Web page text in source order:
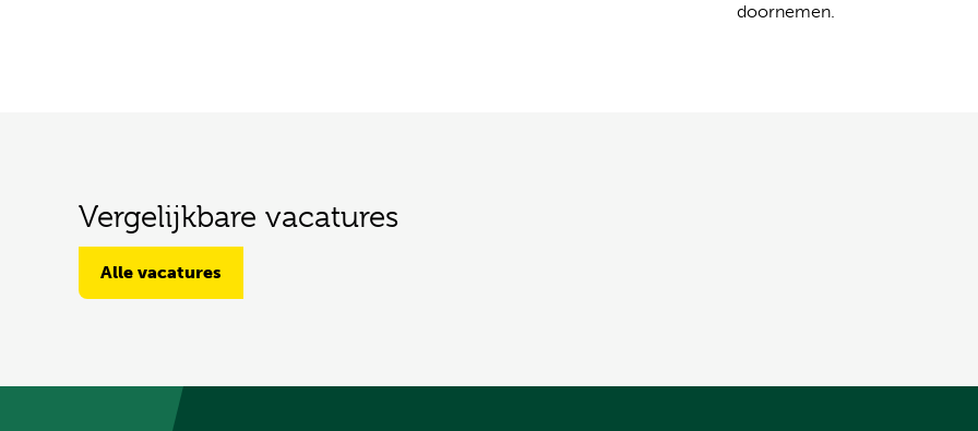
doornemen.
Vergelijkbare vacatures
Alle vacatures